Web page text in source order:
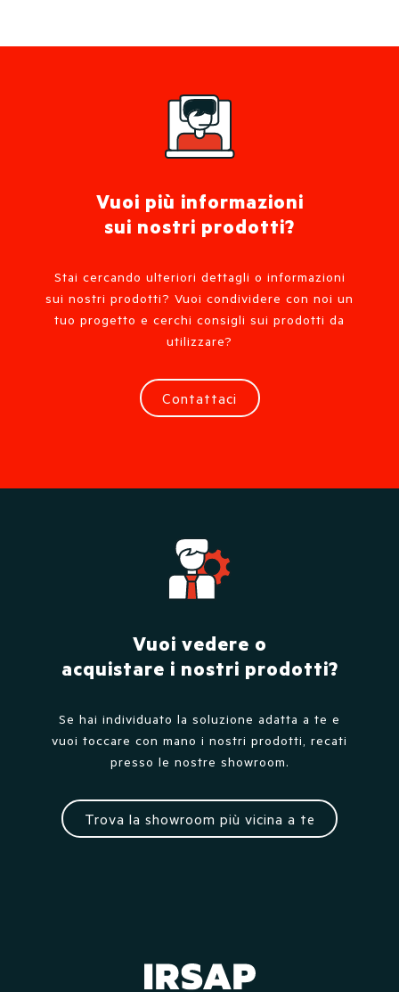
Vuoi più informazioni
sui nostri prodotti?
Stai cercando ulteriori dettagli o informazioni
sui nostri prodotti? Vuoi condividere con noi un
tuo progetto e cerchi consigli sui prodotti da
utilizzare?
Contattaci
Vuoi vedere o
acquistare i nostri prodotti?
Se hai individuato la soluzione adatta a te e
vuoi toccare con mano i nostri prodotti, recati
presso le nostre showroom.
Trova la showroom più vicina a te